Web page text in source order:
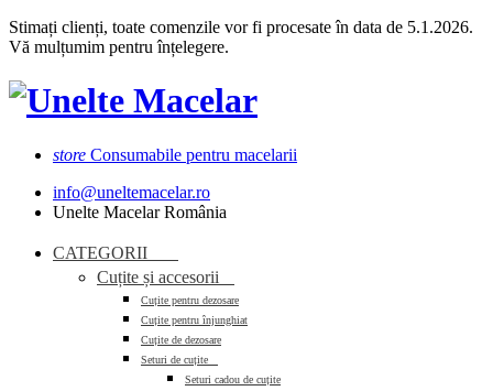
Stimați clienți, toate comenzile vor fi procesate în data de 5.1.2026.
Vă mulțumim pentru înțelegere.
store Consumabile pentru macelarii
info@uneltemacelar.ro
Unelte Macelar România
CATEGORII
Cuțite și accesorii
Cuțite pentru dezosare
Cuțite pentru înjunghiat
Cuțite de dezosare
Seturi de cuțite
Seturi cadou de cuțite